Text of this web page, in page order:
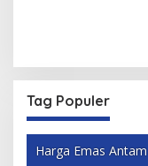
Tag Populer
Harga Emas Antam